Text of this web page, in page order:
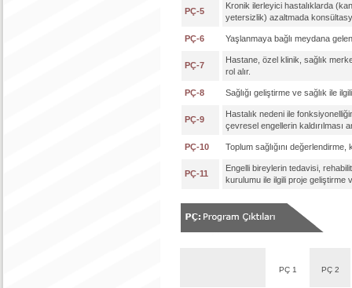
PÇ-5
Kronik ilerleyici hastalıklarda
yetersizlik) azaltmada
PÇ-6 Yaşlanmaya bağlı meydana
PÇ-7
Hastane, özel klinik, sağlık
rol alır.
PÇ-8 Sağlığı geliştirme ve sağlık ile
PÇ-9
Hastalık nedeni ile
çevresel engellerin kaldırılması
PÇ-10 Toplum sağlığını
PÇ-11
Engelli bireylerin tedavisi,
kurulumu ile ilgili proje geliştirme
PÇ 1 PÇ 2